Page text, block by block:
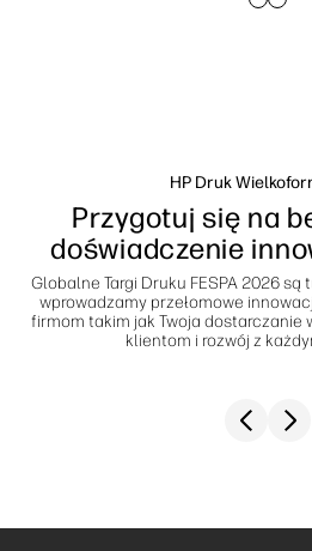
HP Druk
Przygotuj się na
doświadczenie
Globalne Targi Druku FESPA 2026 są
wprowadzamy przełomowe
firmom takim jak Twoja dostarczanie
klientom i rozwój z